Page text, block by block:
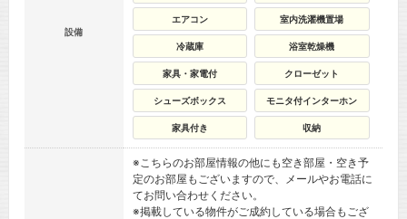
設備
エアコン 室内洗濯機置場
冷蔵庫 浴室乾燥機
家具・家電付 クローゼット
シューズボックス モニタ付インターホン
家具付き 収納
※こちらのお部屋情報の他にも空き部屋・空き予
定のお部屋もございますので、メールやお電話に
てお問い合わせください。
※掲載している物件がご成約している場合もござ